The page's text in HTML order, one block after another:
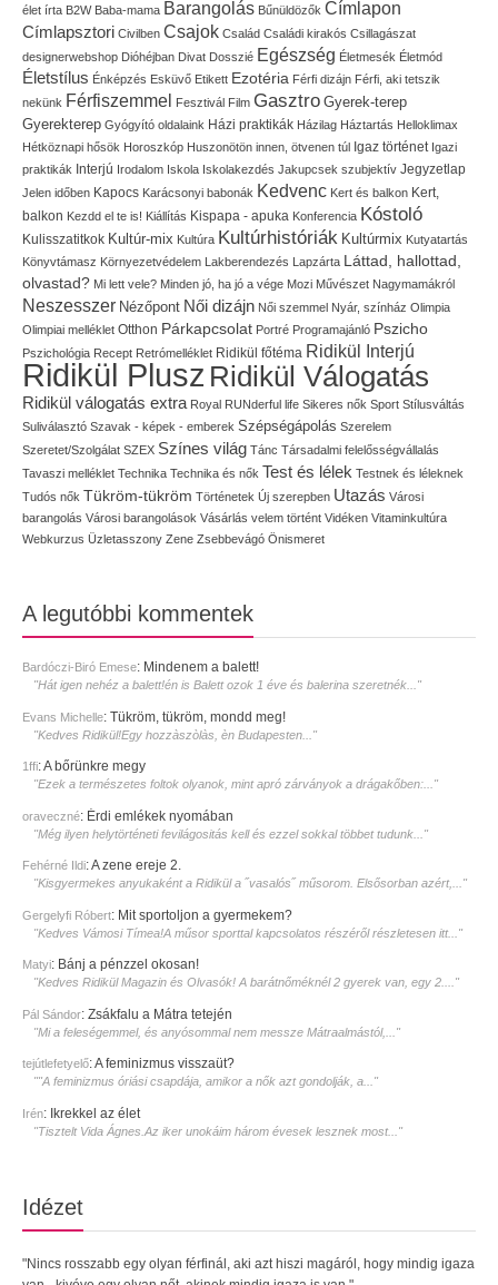
élet írta B2W Baba-mama Barangolás Bűnüldözők Címlapon
Címlapsztori Civilben Csajok Család Családi kirakós Csillagászat
designerwebshop Dióhéjban Divat Dosszié Egészség Életmesék Életmód
Életstílus Énképzés Esküvő Etikett Ezotéria Férfi dizájn Férfi, aki tetszik
nekünk Férfiszemmel Fesztivál Film Gasztro Gyerek-terep
Gyerekterep Gyógyító oldalaink Házi praktikák Házilag Háztartás Helloklimax
Hétköznapi hősök Horoszkóp Huszonötön innen, ötvenen túl Igaz történet Igazi
praktikák Interjú Irodalom Iskola Iskolakezdés Jakupcsek szubjektív Jegyzetlap
Jelen időben Kapocs Karácsonyi babonák Kedvenc Kert és balkon Kert,
balkon Kezdd el te is! Kiállítás Kispapa - apuka Konferencia Kóstoló
Kulisszatitkok Kultúr-mix Kultúra Kultúrhistóriák Kultúrmix Kutyatartás
Könyvtámasz Környezetvédelem Lakberendezés Lapzárta Láttad, hallottad,
olvastad? Mi lett vele? Minden jó, ha jó a vége Mozi Művészet Nagymamákról
Neszesszer Nézőpont Női dizájn Női szemmel Nyár, színház Olimpia
Olimpiai melléklet Otthon Párkapcsolat Portré Programajánló Pszicho
Pszichológia Recept Retrómelléklet Ridikül főtéma Ridikül Interjú
Ridikül Plusz Ridikül Válogatás
Ridikül válogatás extra Royal RUNderful life Sikeres nők Sport Stílusváltás
Suliválasztó Szavak - képek - emberek Szépségápolás Szerelem
Szeretet/Szolgálat SZEX Színes világ Tánc Társadalmi felelősségvállalás
Tavaszi melléklet Technika Technika és nők Test és lélek Testnek és léleknek
Tudós nők Tükröm-tükröm Történetek Új szerepben Utazás Városi
barangolás Városi barangolások Vásárlás velem történt Vidéken Vitaminkultúra
Webkurzus Üzletasszony Zene Zsebbevágó Önismeret
A legutóbbi kommentek
Bardóczi-Biró Emese: Mindenem a balett!
"Hát igen nehéz a balett!én is Balett ozok 1 éve és balerina szeretnék..."
Evans Michelle: Tükröm, tükröm, mondd meg!
"Kedves Ridikül!Egy hozzàszòlàs, èn Budapesten..."
1ffi:A bőrünkre megy
"Ezek a természetes foltok olyanok, mint apró zárványok a drágakőben:..."
oraveczné: Érdi emlékek nyomában
"Még ilyen helytörténeti fevilágositás kell és ezzel sokkal többet tudunk..."
Fehérné Ildi:A zene ereje 2.
"Kisgyermekes anyukaként a Ridikül a ˝vasalós˝ műsorom. Elsősorban azért,..."
Gergelyfi Róbert: Mit sportoljon a gyermekem?
"Kedves Vámosi Tímea!A műsor sporttal kapcsolatos részéről részletesen itt..."
Matyi: Bánj a pénzzel okosan!
"Kedves Ridikül Magazin és Olvasók! A barátnőméknél 2 gyerek van, egy 2...."
Pál Sándor: Zsákfalu a Mátra tetején
"Mi a feleségemmel, és anyósommal nem messze Mátraalmástól,..."
tejútlefetyelő:A feminizmus visszaüt?
""A feminizmus óriási csapdája, amikor a nők azt gondolják, a..."
Irén: Ikrekkel az élet
"Tisztelt Vida Ágnes.Az iker unokáim három évesek lesznek most..."
Idézet
"Nincs rosszabb egy olyan férfinál, aki azt hiszi magáról, hogy mindig igaza